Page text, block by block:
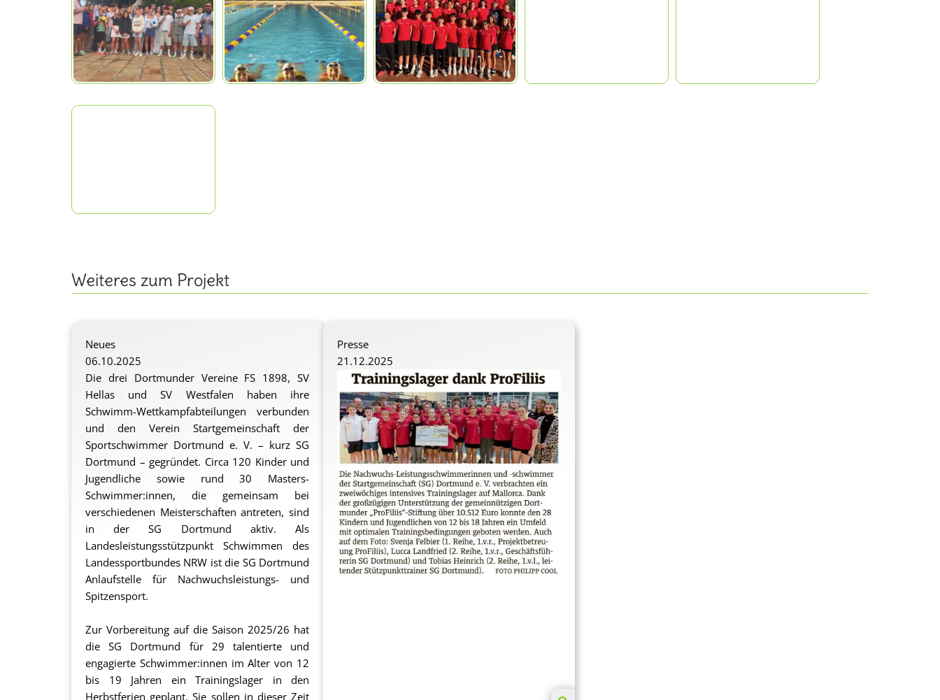
Weiteres zum Projekt
Neues
06.10.2025
Die drei Dortmunder Vereine FS 1898, SV
Hellas und SV Westfalen haben ihre
Schwimm-Wettkampfabteilungen verbunden
und den Verein Startgemeinschaft der
Sportschwimmer Dortmund e. V. – kurz SG
Dortmund – gegründet. Circa 120 Kinder und
Jugendliche sowie rund 30 Masters-
Schwimmer:innen, die gemeinsam bei
verschiedenen Meisterschaften antreten, sind
in der SG Dortmund aktiv. Als
Landesleistungsstützpunkt Schwimmen des
Landessportbundes NRW ist die SG Dortmund
Anlaufstelle für Nachwuchsleistungs- und
Spitzensport.
Zur Vorbereitung auf die Saison 2025/26 hat
die SG Dortmund für 29 talentierte und
engagierte Schwimmer:innen im Alter von 12
bis 19 Jahren ein Trainingslager in den
Herbstferien geplant. Sie sollen in dieser Zeit
Presse
21.12.2025